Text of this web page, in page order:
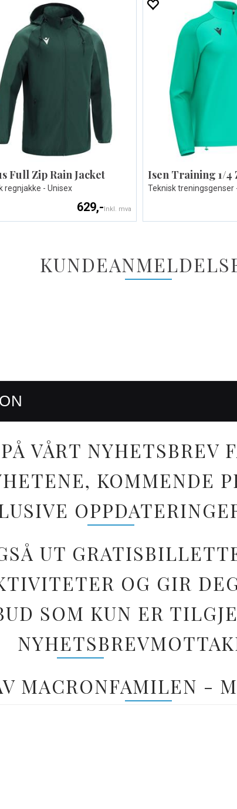
Full Zip Rain Jacket
regnjakke - Unisex
629,-Inkl. mva
Isen Training 1/4
Teknisk treningsgenser
VÅRT NYHETSBREV
KOMMENDE
UT
OG GIR
SOM KUN ER
MACRONFAMILEN -